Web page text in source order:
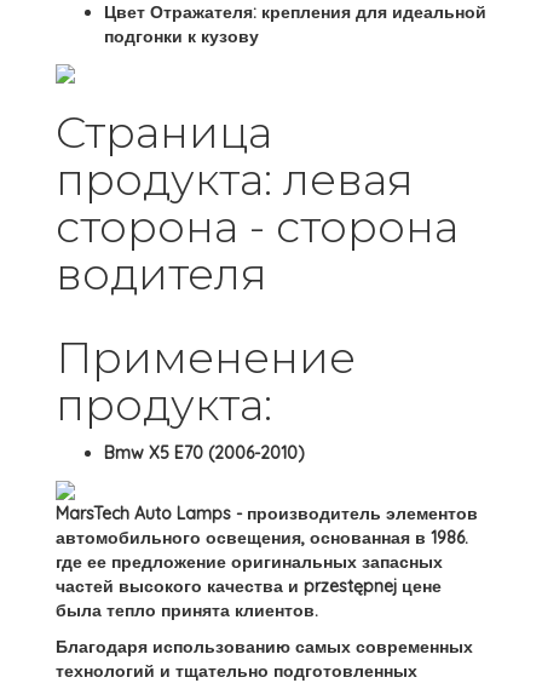
Цвет Отражателя: крепления для идеальной
подгонки к кузову
Страница
продукта: левая
сторона - сторона
водителя
Применение
продукта:
Bmw X5 E70 (2006-2010)
MarsTech Auto Lamps - производитель элементов
автомобильного освещения, основанная в 1986.
где ее предложение оригинальных запасных
частей высокого качества и przestępnej цене
была тепло принята клиентов.
Благодаря использованию самых современных
технологий и тщательно подготовленных